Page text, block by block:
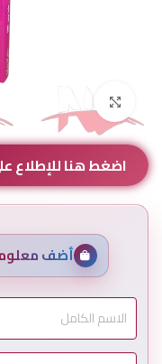
اضغط هنا للإطلاع
أضف